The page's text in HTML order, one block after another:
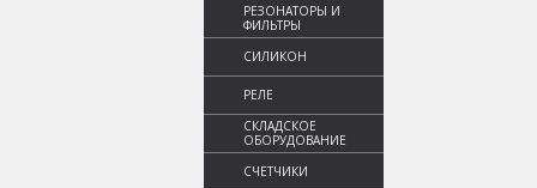
РЕЗОНАТОРЫ И
ФИЛЬТРЫ
СИЛИКОН
РЕЛЕ
СКЛАДСКОЕ
ОБОРУДОВАНИЕ
СЧЕТЧИКИ